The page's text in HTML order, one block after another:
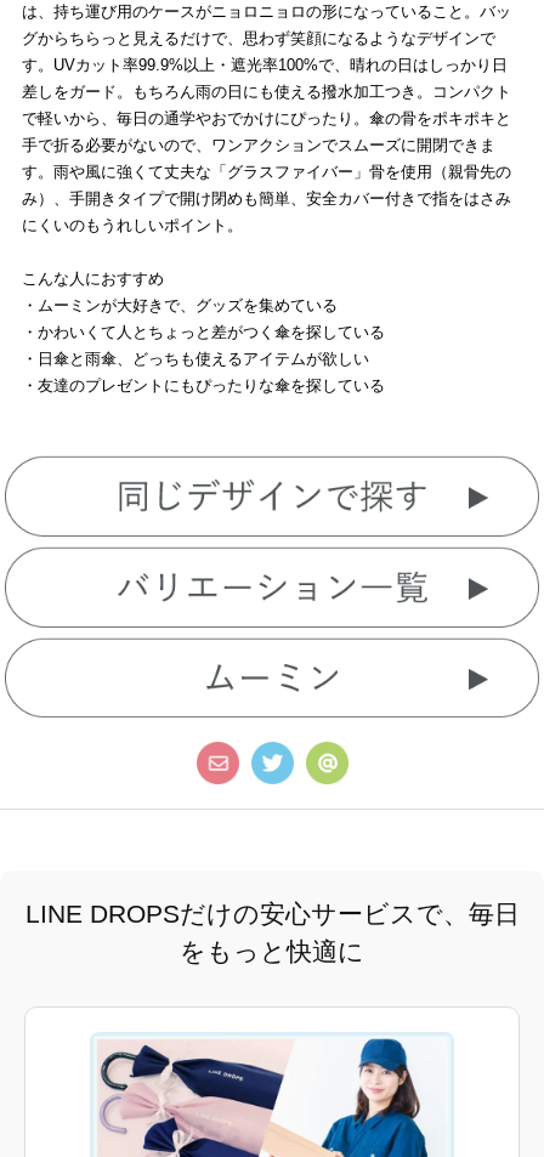
は、持ち運び用のケースがニョロニョロの形になっていること。バッ
グからちらっと見えるだけで、思わず笑顔になるようなデザインで
す。UVカット率99.9%以上・遮光率100%で、晴れの日はしっかり日
差しをガード。もちろん雨の日にも使える撥水加工つき。コンパクト
で軽いから、毎日の通学やおでかけにぴったり。傘の骨をポキポキと
手で折る必要がないので、ワンアクションでスムーズに開閉できま
す。雨や風に強くて丈夫な「グラスファイバー」骨を使用（親骨先の
み）、手開きタイプで開け閉めも簡単、安全カバー付きで指をはさみ
にくいのもうれしいポイント。
こんな人におすすめ
・ムーミンが大好きで、グッズを集めている
・かわいくて人とちょっと差がつく傘を探している
・日傘と雨傘、どっちも使えるアイテムが欲しい
・友達のプレゼントにもぴったりな傘を探している
LINE DROPSだけの安心サービスで、毎日
をもっと快適に